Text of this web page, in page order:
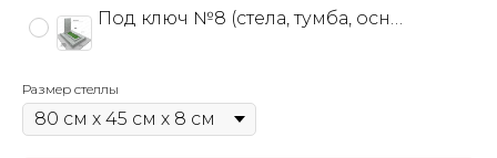
Под ключ №8 (стела, тумба, основание+, цветник, тротуарная плитка)
Размер стеллы